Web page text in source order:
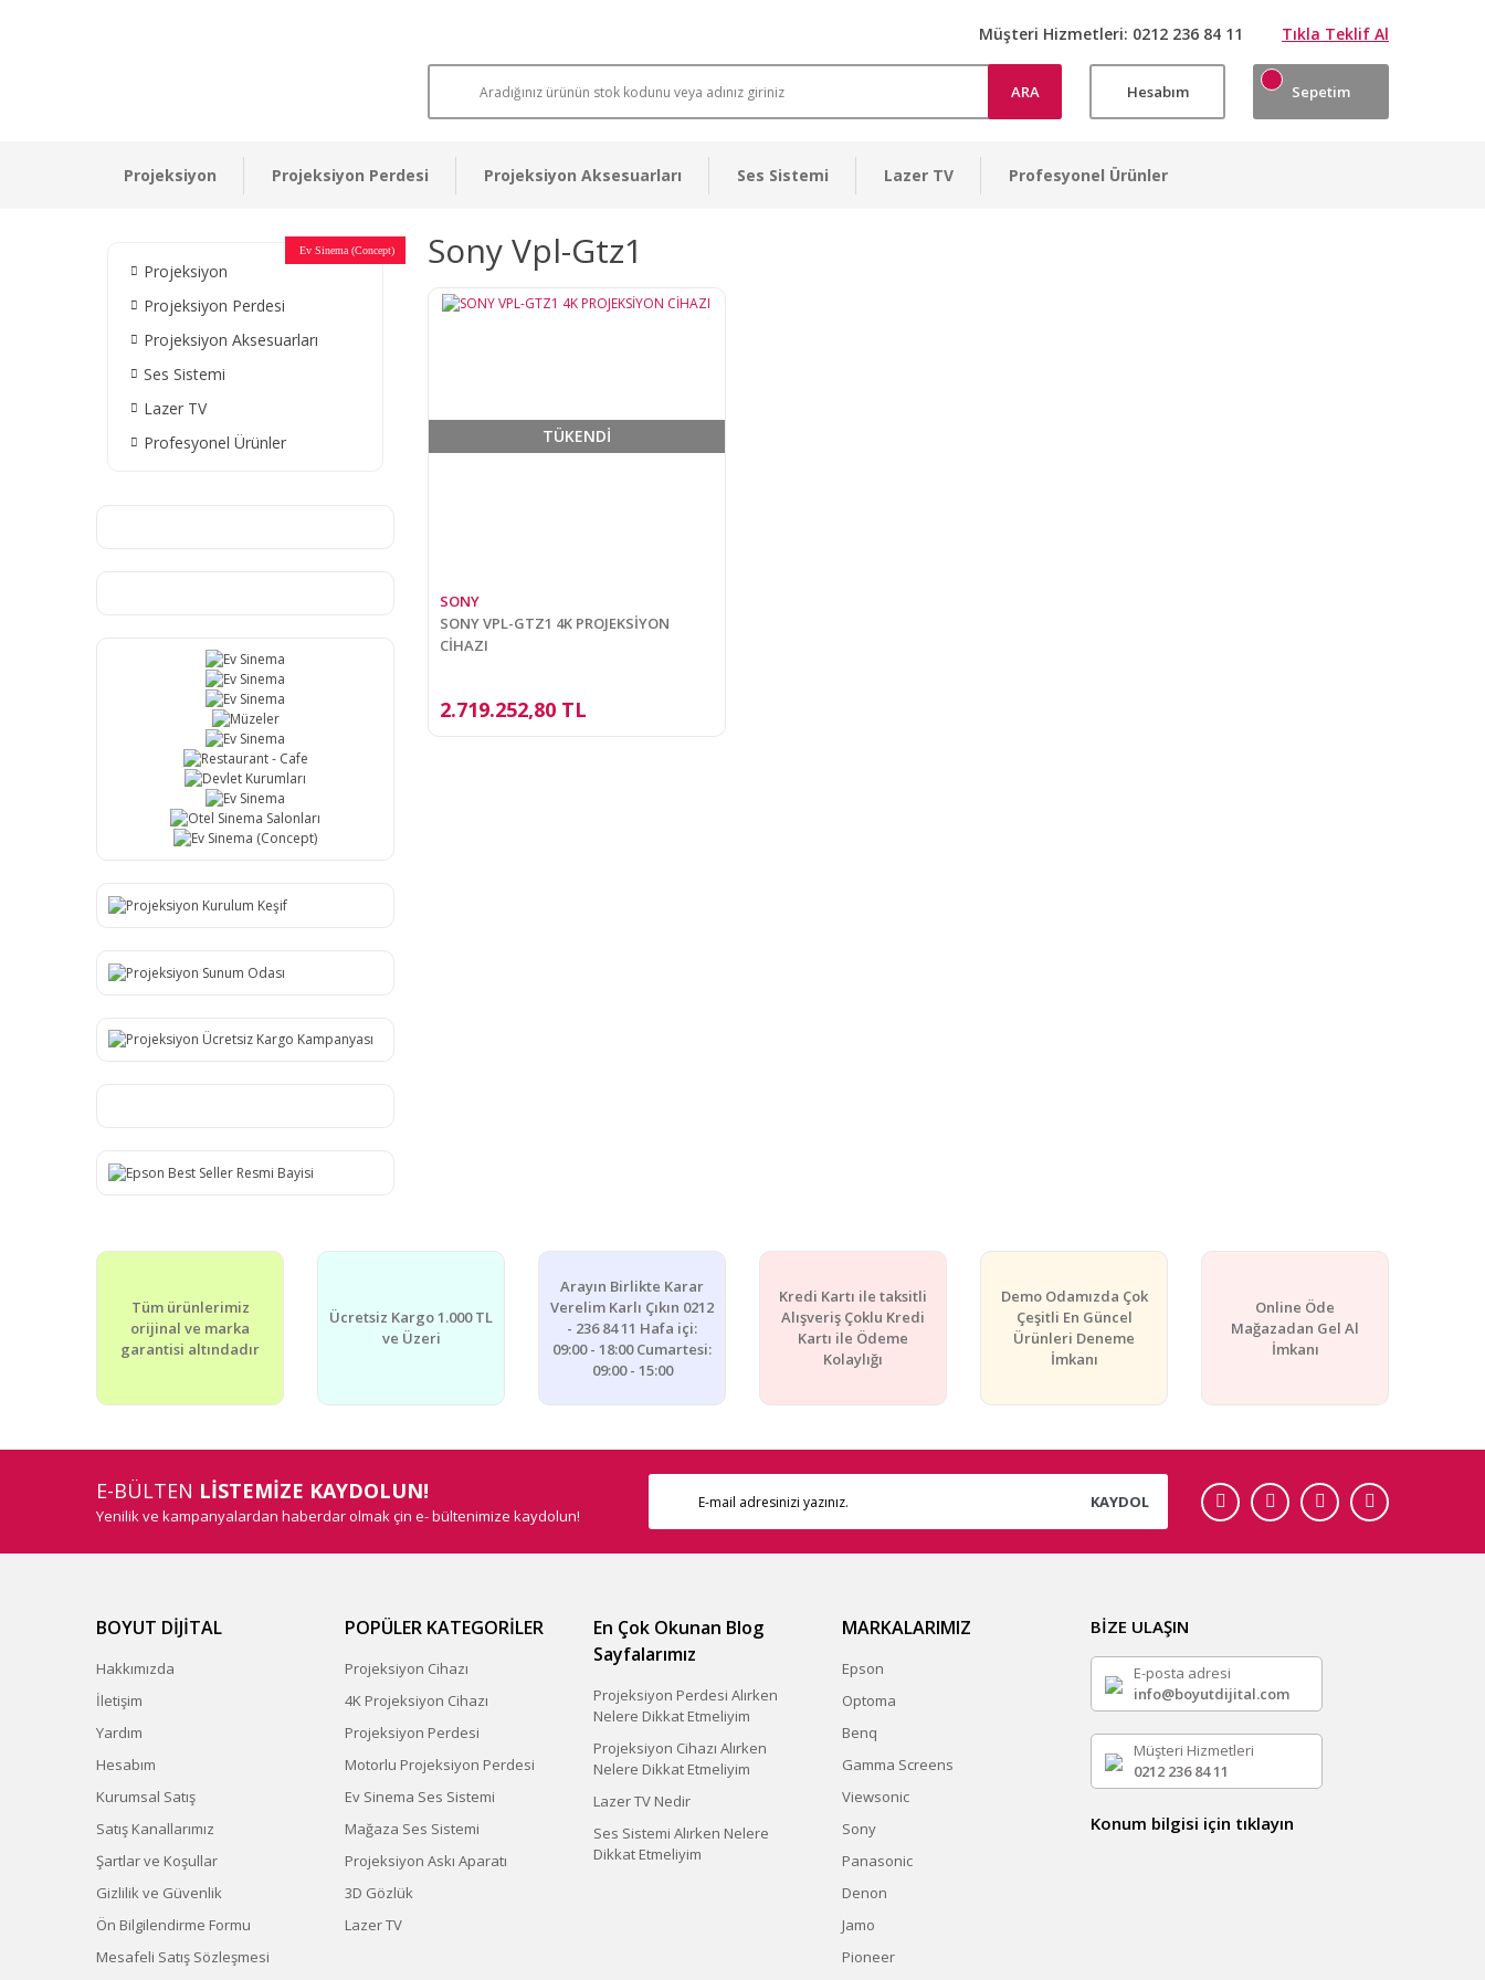
Müşteri Hizmetleri: 0212 236 84 11 Tıkla Teklif Al
ARA Hesabım Sepetim
Projeksiyon Projeksiyon Perdesi Projeksiyon Aksesuarları Ses Sistemi Lazer TV Profesyonel Ürünler
Projeksiyon
Projeksiyon Perdesi
Projeksiyon Aksesuarları
Ses Sistemi
Lazer TV
Profesyonel Ürünler
Ev Sinema
Ev Sinema
Ev Sinema
Müzeler
Ev Sinema
Restaurant - Cafe
Devlet Kurumları
Ev Sinema
Otel Sinema Salonları
Ev Sinema (Concept) Sony Vpl-Gtz1
TÜKENDİ
SONY
SONY VPL-GTZ1 4K PROJEKSİYON
CİHAZI
2.719.252,80 TL
Tüm ürünlerimiz
orijinal ve marka
garantisi altındadır
Ücretsiz Kargo 1.000 TL
ve Üzeri
Arayın Birlikte Karar
Verelim Karlı Çıkın 0212
- 236 84 11 Hafa içi:
09:00 - 18:00 Cumartesi:
09:00 - 15:00
Kredi Kartı ile taksitli
Alışveriş Çoklu Kredi
Kartı ile Ödeme
Kolaylığı
Demo Odamızda Çok
Çeşitli En Güncel
Ürünleri Deneme
İmkanı
Online Öde
Mağazadan Gel Al
İmkanı
E-BÜLTEN LİSTEMİZE KAYDOLUN!
Yenilik ve kampanyalardan haberdar olmak çin e- bültenimize kaydolun!
KAYDOL
BOYUT DİJİTAL
Hakkımızda
İletişim
Yardım
Hesabım
Kurumsal Satış
Satış Kanallarımız
Şartlar ve Koşullar
Gizlilik ve Güvenlik
Ön Bilgilendirme Formu
Mesafeli Satış Sözleşmesi
POPÜLER KATEGORİLER
Projeksiyon Cihazı
4K Projeksiyon Cihazı
Projeksiyon Perdesi
Motorlu Projeksiyon Perdesi
Ev Sinema Ses Sistemi
Mağaza Ses Sistemi
Projeksiyon Askı Aparatı
3D Gözlük
Lazer TV
En Çok Okunan Blog
Sayfalarımız
Projeksiyon Perdesi Alırken
Nelere Dikkat Etmeliyim
Projeksiyon Cihazı Alırken
Nelere Dikkat Etmeliyim
Lazer TV Nedir
Ses Sistemi Alırken Nelere
Dikkat Etmeliyim
MARKALARIMIZ
Epson
Optoma
Benq
Gamma Screens
Viewsonic
Sony
Panasonic
Denon
Jamo
Pioneer
BİZE ULAŞIN
E-posta adresi
info@boyutdijital.com
Müşteri Hizmetleri
0212 236 84 11
Konum bilgisi için tıklayın